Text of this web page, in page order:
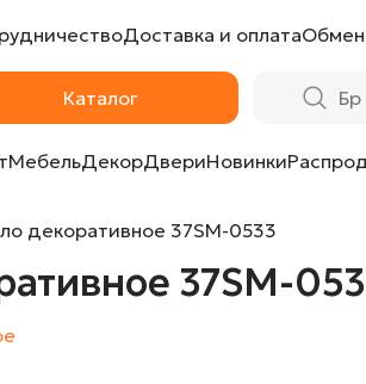
Доставка и оплатаОбмен
Каталог
МебельДекорДвериНовинки
декоративное 37SM-0533
37SM-
37SM-0533 от LaLume